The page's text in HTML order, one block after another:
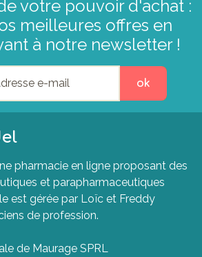
votre pouvoir d'achat :
meilleures offres en
à notre newsletter !
ok
pharmacie en ligne proposant des
et parapharmaceutiques
est gérée par Loïc et Freddy
de profession.
de Maurage SPRL